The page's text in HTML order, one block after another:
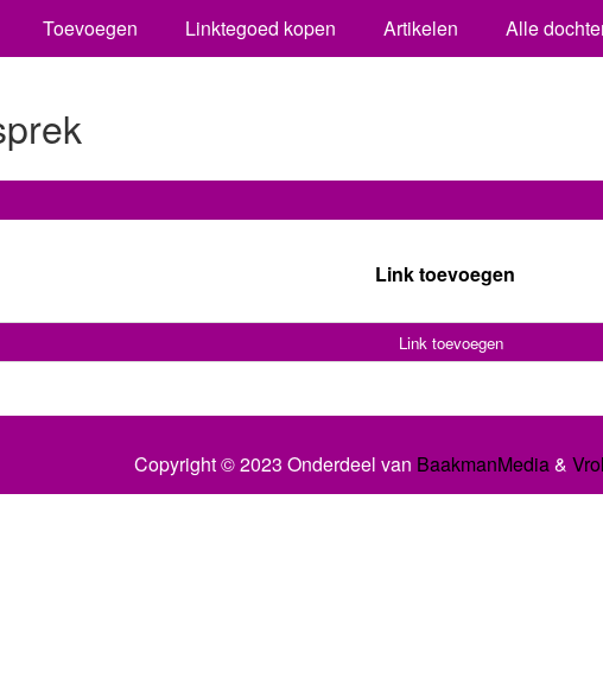
Toevoegen Linktegoed kopen Artikelen Alle
Link toevoegen
Link toevoegen
Copyright © 2023 Onderdeel van BaakmanMedia&